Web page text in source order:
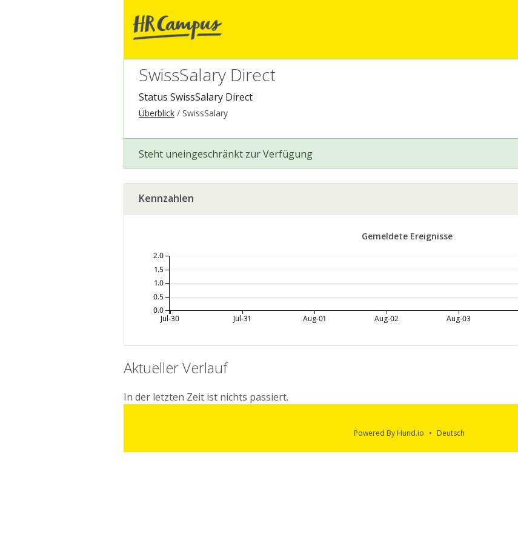
SwissSalary Direct
Status SwissSalary Direct
Überblick SwissSalary
Steht uneingeschränkt zur Verfügung
Kennzahlen
Gemeldete Ereignisse
Jul-30 Jul-31 Aug-01 Aug-02 Aug-03
0.0
0.5
1.0
1.5
2.0
Aktueller Verlauf
In der letzten Zeit ist nichts passiert.
Powered By Hund.io Deutsch